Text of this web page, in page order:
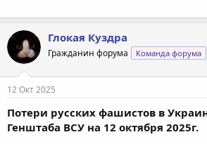
Глокая Куздра
Гражданин форума Команда форума
12 Окт 2025
Потери русских фашистов в
Генштаба ВСУ на 12 октября 2025г.